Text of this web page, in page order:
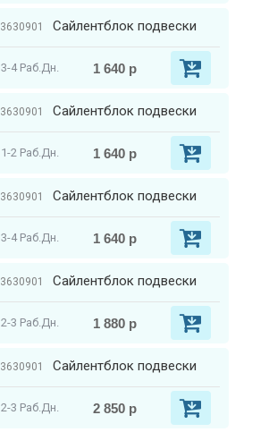
3630901 Сайлентблок подвески
3-4 Раб.Дн. 1 640 р
3630901 Сайлентблок подвески
1-2 Раб.Дн. 1 640 р
3630901 Сайлентблок подвески
3-4 Раб.Дн. 1 640 р
3630901 Сайлентблок подвески
2-3 Раб.Дн. 1 880 р
3630901 Сайлентблок подвески
2-3 Раб.Дн. 2 850 р